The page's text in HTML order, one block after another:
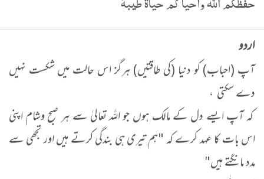
اردو
آپ (احباب) کو دنیا (کی طاقتیں) ہرگز اس حالت میں شکست نہیں
دے سکتی ،
کہ آپ ایسے دل کے مالک ہوں جو اللہ تعالیٰ سے ہر صبح وشام اپنی
اس بات کا عہد کرے کہ "ہم تیری ہی بندگی کرتے ہیں اور تجھی سے
مدد مانگتے ہیں"